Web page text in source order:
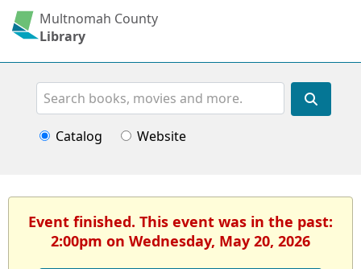
Multnomah County
Library
Search
Catalog Website
Event finished. This event was in the past:
2:00pm on Wednesday, May 20, 2026